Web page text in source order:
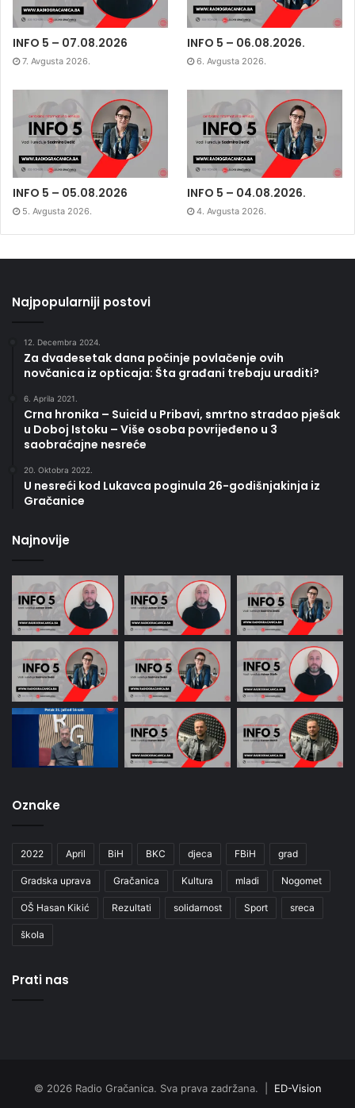
INFO 5 – 07.08.2026
7. Avgusta 2026.
INFO 5 – 06.08.2026.
6. Avgusta 2026.
INFO 5 – 05.08.2026
5. Avgusta 2026.
INFO 5 – 04.08.2026.
4. Avgusta 2026.
Najpopularniji postovi
12. Decembra 2024.
Za dvadesetak dana počinje povlačenje ovih
novčanica iz opticaja: Šta građani trebaju uraditi?
6. Aprila 2021.
Crna hronika – Suicid u Pribavi, smrtno stradao pješak
u Doboj Istoku – Više osoba povrijeđeno u 3
saobraćajne nesreće
20. Oktobra 2022.
U nesreći kod Lukavca poginula 26-godišnjakinja iz
Gračanice
Najnovije
Oznake
2022 April BiH BKC djeca FBiH grad
Gradska uprava Gračanica Kultura mladi Nogomet
OŠ Hasan Kikić Rezultati solidarnost Sport sreca
škola
Prati nas
© 2026 Radio Gračanica. Sva prava zadržana. | ED-Vision